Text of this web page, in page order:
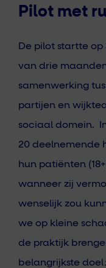
Pilot met
De pilot startte op
van drie
samenwerking
partijen en
sociaal domein.
20 deelnemende
hun patiënten
wanneer zij
wenselijk zou
we op kleine
de praktijk
belangrijkste